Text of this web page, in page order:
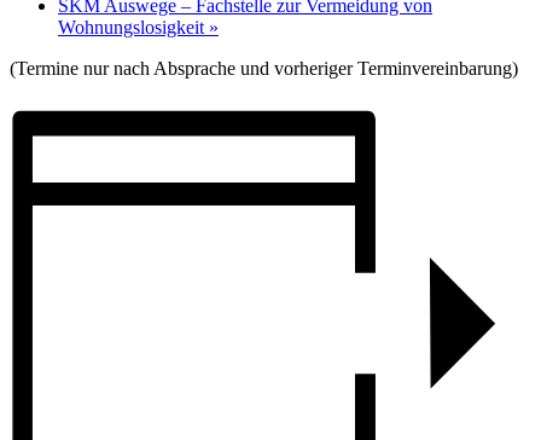
SKM Auswege – Fachstelle zur Vermeidung von
Wohnungslosigkeit »
(Termine nur nach Absprache und vorheriger Terminvereinbarung)